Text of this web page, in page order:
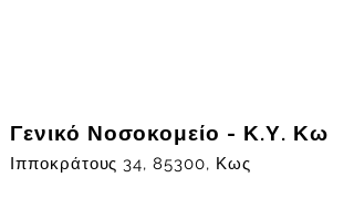
Γενικό Νοσοκομείο - Κ.Υ. Κω
Ιπποκράτους 34, 85300, Κως